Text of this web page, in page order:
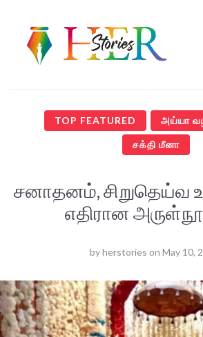
TOP FEATURED அய்யா
சக்தி மீனா
சனாதனம், சிறுதெய்வ
எதிரான
byherstories on May 10,